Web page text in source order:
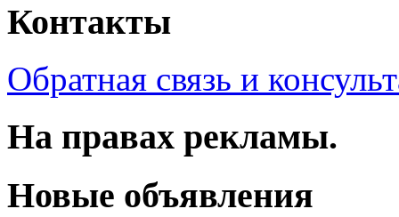
Контакты
Обратная связь и
На правах рекламы.
Новые объявления